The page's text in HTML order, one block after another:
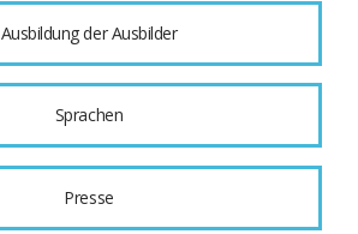
Ausbildung der Ausbilder
Sprachen
Presse